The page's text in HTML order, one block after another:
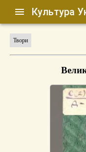
Культура
Твори